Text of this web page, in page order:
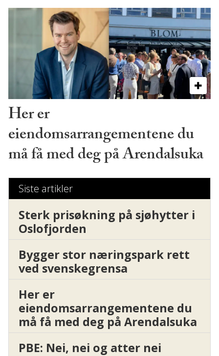
Her er
eiendomsarrangementene du
må få med deg på Arendalsuka
Siste artikler
Sterk prisøkning på sjøhytter i
Oslofjorden
Bygger stor næringspark rett
ved svenskegrensa
Her er
eiendomsarrangementene du
må få med deg på Arendalsuka
PBE: Nei, nei og atter nei